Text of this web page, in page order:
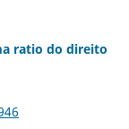
ratio do direito